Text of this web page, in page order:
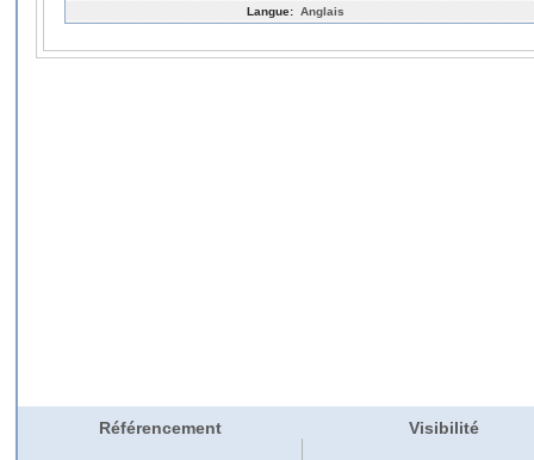
Langue: Anglais
Référencement Visibilité